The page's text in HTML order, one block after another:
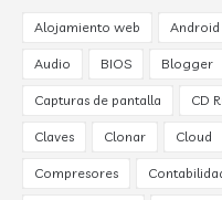
Alojamiento web Android
Audio BIOS Blogger
Capturas de pantalla CD
Claves Clonar Cloud
Compresores